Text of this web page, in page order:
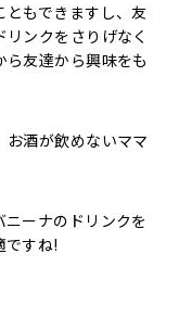
ともできますし、友
ンクをさりげなく
友達から興味をも
お酒が飲めないママ
ーナのドリンクを
ですね!